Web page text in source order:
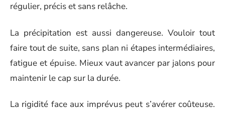
régulier, précis et sans relâche.
La précipitation est aussi dangereuse. Vouloir tout
faire tout de suite, sans plan ni étapes intermédiaires,
fatigue et épuise. Mieux vaut avancer par jalons pour
maintenir le cap sur la durée.
La rigidité face aux imprévus peut s’avérer coûteuse.